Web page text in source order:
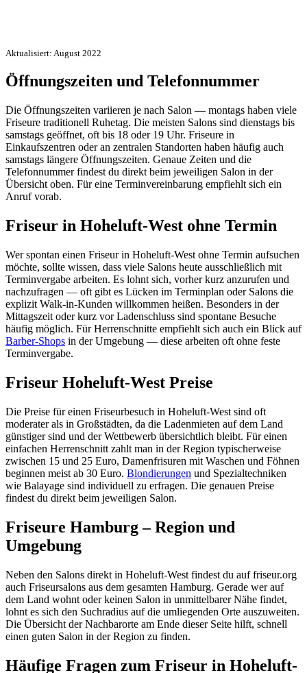
Aktualisiert: August 2022
Öffnungszeiten und Telefonnummer
Die Öffnungszeiten variieren je nach Salon — montags haben viele
Friseure traditionell Ruhetag. Die meisten Salons sind dienstags bis
samstags geöffnet, oft bis 18 oder 19 Uhr. Friseure in
Einkaufszentren oder an zentralen Standorten haben häufig auch
samstags längere Öffnungszeiten. Genaue Zeiten und die
Telefonnummer findest du direkt beim jeweiligen Salon in der
Übersicht oben. Für eine Terminvereinbarung empfiehlt sich ein
Anruf vorab.
Friseur in Hoheluft-West ohne Termin
Wer spontan einen Friseur in Hoheluft-West ohne Termin aufsuchen
möchte, sollte wissen, dass viele Salons heute ausschließlich mit
Terminvergabe arbeiten. Es lohnt sich, vorher kurz anzurufen und
nachzufragen — oft gibt es Lücken im Terminplan oder Salons die
explizit Walk-in-Kunden willkommen heißen. Besonders in der
Mittagszeit oder kurz vor Ladenschluss sind spontane Besuche
häufig möglich. Für Herrenschnitte empfiehlt sich auch ein Blick auf
Barber-Shops in der Umgebung — diese arbeiten oft ohne feste
Terminvergabe.
Friseur Hoheluft-West Preise
Die Preise für einen Friseurbesuch in Hoheluft-West sind oft
moderater als in Großstädten, da die Ladenmieten auf dem Land
günstiger sind und der Wettbewerb übersichtlich bleibt. Für einen
einfachen Herrenschnitt zahlt man in der Region typischerweise
zwischen 15 und 25 Euro, Damenfrisuren mit Waschen und Föhnen
beginnen meist ab 30 Euro. Blondierungen und Spezialtechniken
wie Balayage sind individuell zu erfragen. Die genauen Preise
findest du direkt beim jeweiligen Salon.
Friseure Hamburg – Region und
Umgebung
Neben den Salons direkt in Hoheluft-West findest du auf friseur.org
auch Friseursalons aus dem gesamten Hamburg. Gerade wer auf
dem Land wohnt oder keinen Salon in unmittelbarer Nähe findet,
lohnt es sich den Suchradius auf die umliegenden Orte auszuweiten.
Die Übersicht der Nachbarorte am Ende dieser Seite hilft, schnell
einen guten Salon in der Region zu finden.
Häufige Fragen zum Friseur in Hoheluft-